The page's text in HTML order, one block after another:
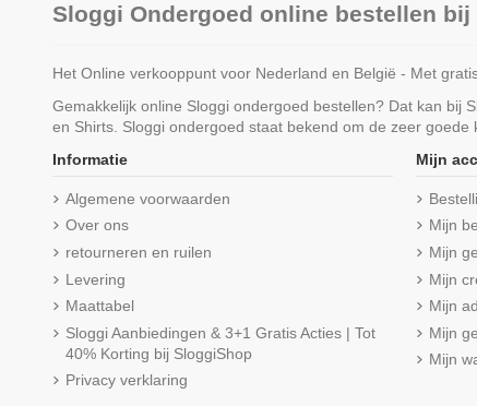
Sloggi Ondergoed online bestellen
Het Online verkooppunt voor Nederland en België - Met
Gemakkelijk online Sloggi ondergoed bestellen? Dat kan bij
en Shirts. Sloggi ondergoed staat bekend om de zeer
Informatie
Algemene voorwaarden
Over ons
retourneren en ruilen
Levering
Maattabel
Sloggi Aanbiedingen & 3+1 Gratis Acties | Tot
40% Korting bij SloggiShop
Privacy verklaring
Mijn
Mijn
Mijn
Mijn
Mijn
Mijn
Mijn